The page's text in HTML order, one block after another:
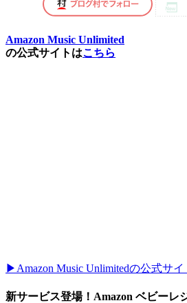
Amazon Music Unlimited
の公式サイトはこちら
▶︎Amazon Music Unlimitedの公式サ
新サービス登場！Amazon ベビーレ